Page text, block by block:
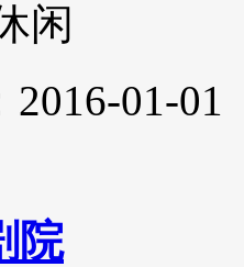
闲
01-01
院